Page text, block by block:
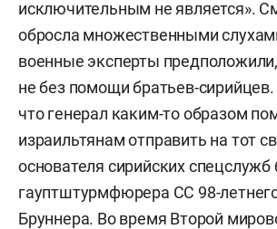
исключительным не является».
обросла множественными
военные эксперты предположили,
не без помощи братьев-сирийцев.
что генерал каким-то образом
израильтянам отправить на тот
основателя сирийских
гауптштурмфюрера СС 98-
Бруннера. Во время Второй